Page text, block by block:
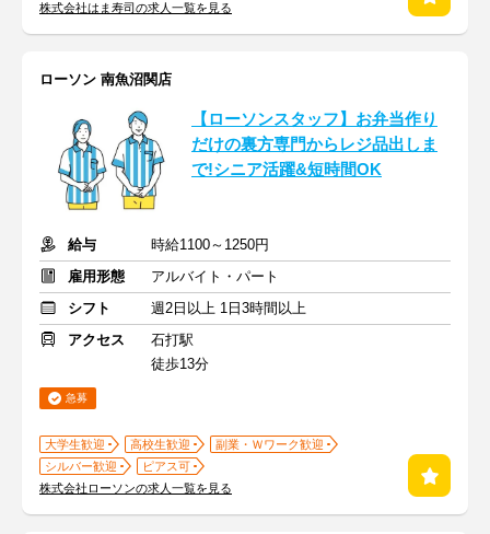
株式会社はま寿司の求人一覧を見る
ローソン 南魚沼関店
【ローソンスタッフ】お弁当作り
だけの裏方専門からレジ品出しま
で!シニア活躍&短時間OK
給与
時給1100～1250円
雇用形態
アルバイト・パート
シフト
週2日以上 1日3時間以上
アクセス
石打駅
徒歩13分
急募
大学生歓迎 高校生歓迎
副業・Ｗワーク歓迎
シルバー歓迎
ピアス可
株式会社ローソンの求人一覧を見る